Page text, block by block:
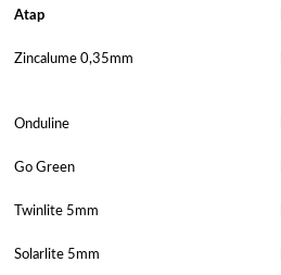
Atap
Zincalume 0,35mm
Onduline
Go Green
Twinlite 5mm
Solarlite 5mm